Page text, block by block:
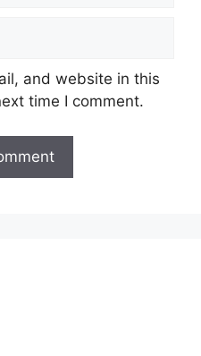
and website in this
time I comment.